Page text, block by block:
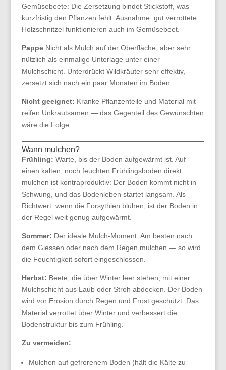
Gemüsebeete: Die Zersetzung bindet Stickstoff, was
kurzfristig den Pflanzen fehlt. Ausnahme: gut verrottete
Holzschnitzel funktionieren auch im Gemüsebeet.
PappeNicht als Mulch auf der Oberfläche, aber sehr
nützlich als einmalige Unterlage unter einer
Mulchschicht. Unterdrückt Wildkräuter sehr effektiv,
zersetzt sich nach ein paar Monaten im Boden.
Nicht geeignet: Kranke Pflanzenteile und Material mit
reifen Unkrautsamen — das Gegenteil des Gewünschten
wäre die Folge.
Wann mulchen?
Frühling: Warte, bis der Boden aufgewärmt ist. Auf
einen kalten, noch feuchten Frühlingsboden direkt
mulchen ist kontraproduktiv: Der Boden kommt nicht in
Schwung, und das Bodenleben startet langsam. Als
Richtwert: wenn die Forsythien blühen, ist der Boden in
der Regel weit genug aufgewärmt.
Sommer: Der ideale Mulch-Moment. Am besten nach
dem Giessen oder nach dem Regen mulchen — so wird
die Feuchtigkeit sofort eingeschlossen.
Herbst: Beete, die über Winter leer stehen, mit einer
Mulchschicht aus Laub oder Stroh abdecken. Der Boden
wird vor Erosion durch Regen und Frost geschützt. Das
Material verrottet über Winter und verbessert die
Bodenstruktur bis zum Frühling.
Zu vermeiden:
Mulchen auf gefrorenem Boden (hält die Kälte zu